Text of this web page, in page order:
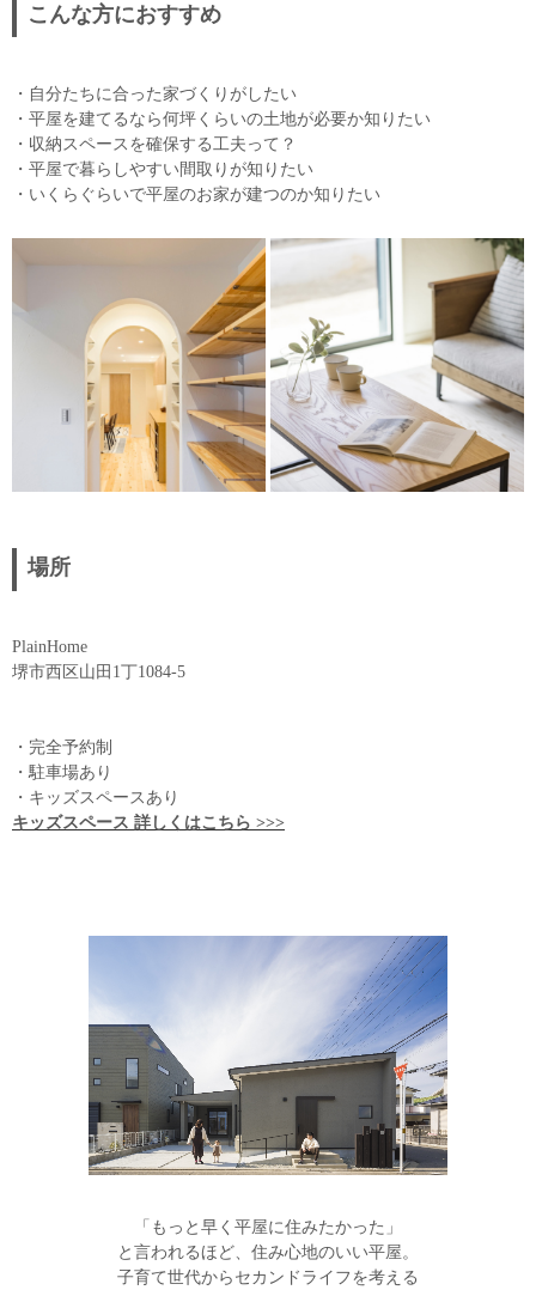
こんな方におすすめ
・自分たちに合った家づくりがしたい
・平屋を建てるなら何坪くらいの土地が必要か知りたい
・収納スペースを確保する工夫って？
・平屋で暮らしやすい間取りが知りたい
・いくらぐらいで平屋のお家が建つのか知りたい
場所
PlainHome
堺市西区山田1丁1084-5
・完全予約制
・駐車場あり
・キッズスペースあり
キッズスペース 詳しくはこちら >>>
「もっと早く平屋に住みたかった」
と言われるほど、住み心地のいい平屋。
子育て世代からセカンドライフを考える